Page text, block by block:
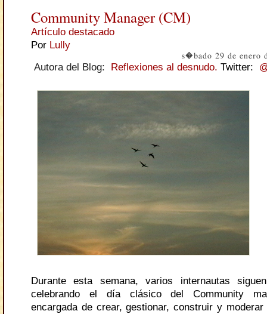
Community Manager (CM)
Artículo destacado
Por Lully
s�bado 29 de enero
Autora del Blog: Reflexiones al desnudo. Twitter:
Durante esta semana, varios internautas
celebrando el día clásico del Community
encargada de crear, gestionar, construir y moderar